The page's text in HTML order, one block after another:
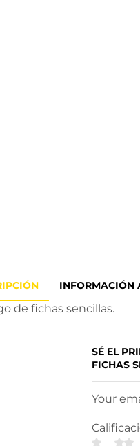
INFORMACIÓN
de fichas sencillas.
SÉ EL
FICHAS
Your